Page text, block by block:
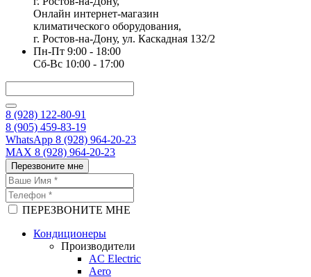
Онлайн интернет-магазин
климатического оборудования,
г. Ростов-на-Дону, ул. Каскадная 132/2
Пн-Пт 9:00 - 18:00
Сб-Вс 10:00 - 17:00
8 (928) 122-80-91
8 (905) 459-83-19
WhatsApp 8 (928) 964-20-23
MAX 8 (928) 964-20-23
Перезвоните мне
ПЕРЕЗВОНИТЕ МНЕ
Кондиционеры
Производители
AC Electric
Aero